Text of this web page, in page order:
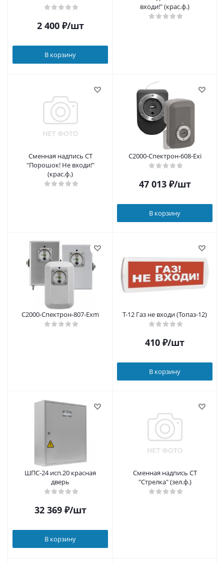
2 400₽/шт
В корзину
входи!" (крас.ф.)
Сменная надпись СТ
"Порошок! Не входи!"
(крас.ф.)
С2000-Спектрон-608-Exi
47 013₽/шт
В корзину
С2000-Спектрон-807-Exm Т-12 Газ не входи (Топаз-12)
410 ₽/шт
В корзину
ШПС-24 исп.20 красная
дверь
32 369₽/шт
В корзину
Сменная надпись СТ
"Стрелка" (зел.ф.)